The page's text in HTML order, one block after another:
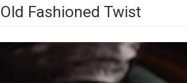
Old Fashioned Twist